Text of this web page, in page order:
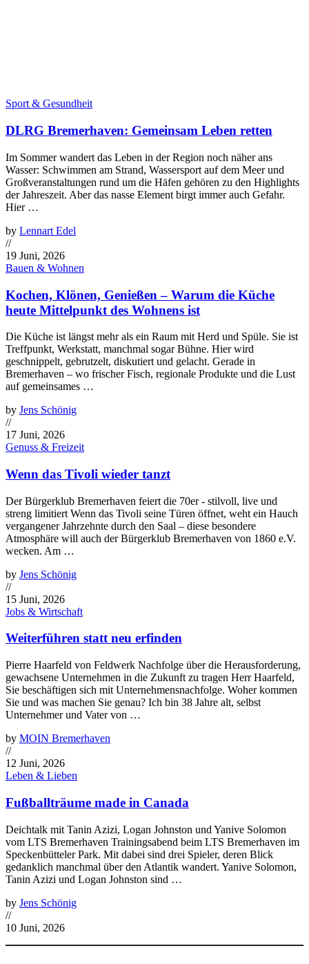
Sport & Gesundheit
DLRG Bremerhaven: Gemeinsam Leben retten
Im Sommer wandert das Leben in der Region noch näher ans
Wasser: Schwimmen am Strand, Wassersport auf dem Meer und
Großveranstaltungen rund um die Häfen gehören zu den Highlights
der Jahreszeit. Aber das nasse Element birgt immer auch Gefahr.
Hier …
by Lennart Edel
//
19 Juni, 2026
Bauen & Wohnen
Kochen, Klönen, Genießen – Warum die Küche
heute Mittelpunkt des Wohnens ist
Die Küche ist längst mehr als ein Raum mit Herd und Spüle. Sie ist
Treffpunkt, Werkstatt, manchmal sogar Bühne. Hier wird
geschnippelt, gebrutzelt, diskutiert und gelacht. Gerade in
Bremerhaven – wo frischer Fisch, regionale Produkte und die Lust
auf gemeinsames …
by Jens Schönig
//
17 Juni, 2026
Genuss & Freizeit
Wenn das Tivoli wieder tanzt
Der Bürgerklub Bremerhaven feiert die 70er - stilvoll, live und
streng limitiert Wenn das Tivoli seine Türen öffnet, weht ein Hauch
vergangener Jahrzehnte durch den Saal – diese besondere
Atmosphäre will auch der Bürgerklub Bremerhaven von 1860 e.V.
wecken. Am …
by Jens Schönig
//
15 Juni, 2026
Jobs & Wirtschaft
Weiterführen statt neu erfinden
Pierre Haarfeld von Feldwerk Nachfolge über die Herausforderung,
gewachsene Unternehmen in die Zukunft zu tragen Herr Haarfeld,
Sie beschäftigen sich mit Unternehmensnachfolge. Woher kommen
Sie und was machen Sie genau? Ich bin 38 Jahre alt, selbst
Unternehmer und Vater von …
by MOIN Bremerhaven
//
12 Juni, 2026
Leben & Lieben
Fußballträume made in Canada
Deichtalk mit Tanin Azizi, Logan Johnston und Yanive Solomon
vom LTS Bremerhaven Trainingsabend beim LTS Bremerhaven im
Speckenbütteler Park. Mit dabei sind drei Spieler, deren Blick
gedanklich manchmal über den Atlantik wandert. Yanive Solomon,
Tanin Azizi und Logan Johnston sind …
by Jens Schönig
//
10 Juni, 2026